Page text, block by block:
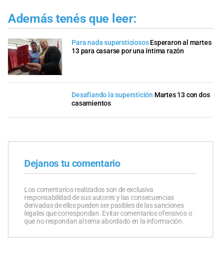
Además tenés que leer:
Para nada supersticiosos Esperaron al martes
13 para casarse por una íntima razón
Desafiando la superstición Martes 13 con dos
casamientos
Dejanos tu comentario
Los comentarios realizados son de exclusiva
responsabilidad de sus autores y las consecuencias
derivadas de ellos pueden ser pasibles de las sanciones
legales que correspondan. Evitar comentarios ofensivos o
que no respondan al tema abordado en la información.